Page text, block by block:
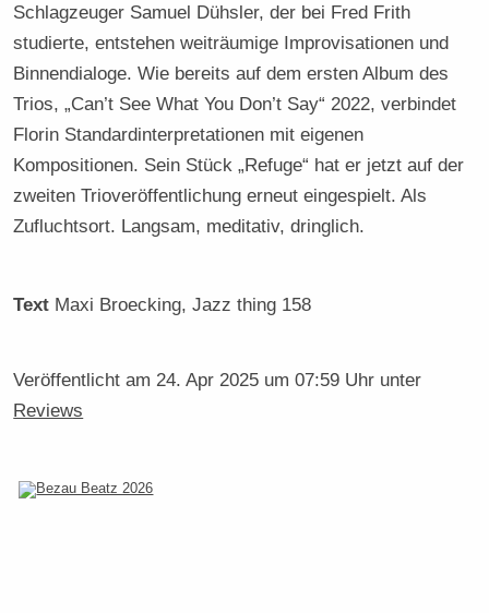
Schlagzeuger Samuel Dühsler, der bei Fred Frith
studierte, entstehen weiträumige Improvisationen und
Binnendialoge. Wie bereits auf dem ersten Album des
Trios, „Can’t See What You Don’t Say“ 2022, verbindet
Florin Standardinterpretationen mit eigenen
Kompositionen. Sein Stück „Refuge“ hat er jetzt auf der
zweiten Trioveröffentlichung erneut eingespielt. Als
Zufluchtsort. Langsam, meditativ, dringlich.
Text Maxi Broecking, Jazz thing 158
Veröffentlicht am 24. Apr 2025 um 07:59 Uhr unter
Reviews